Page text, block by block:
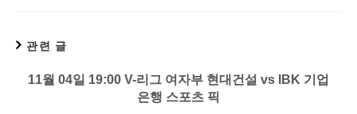
관련 글
11월 04일 19:00 V-리그 여자부 현대건설 vs IBK 기업
은행 스포츠 픽